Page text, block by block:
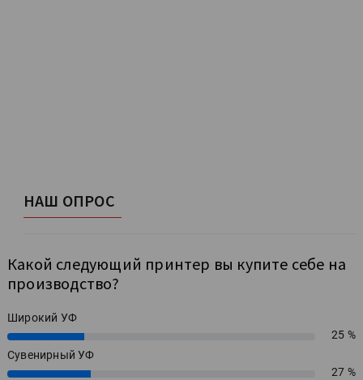
НАШ ОПРОС
Какой следующий принтер вы купите себе на
производство?
Широкий УФ
25%
25 %
Сувенирный УФ
27%
27 %